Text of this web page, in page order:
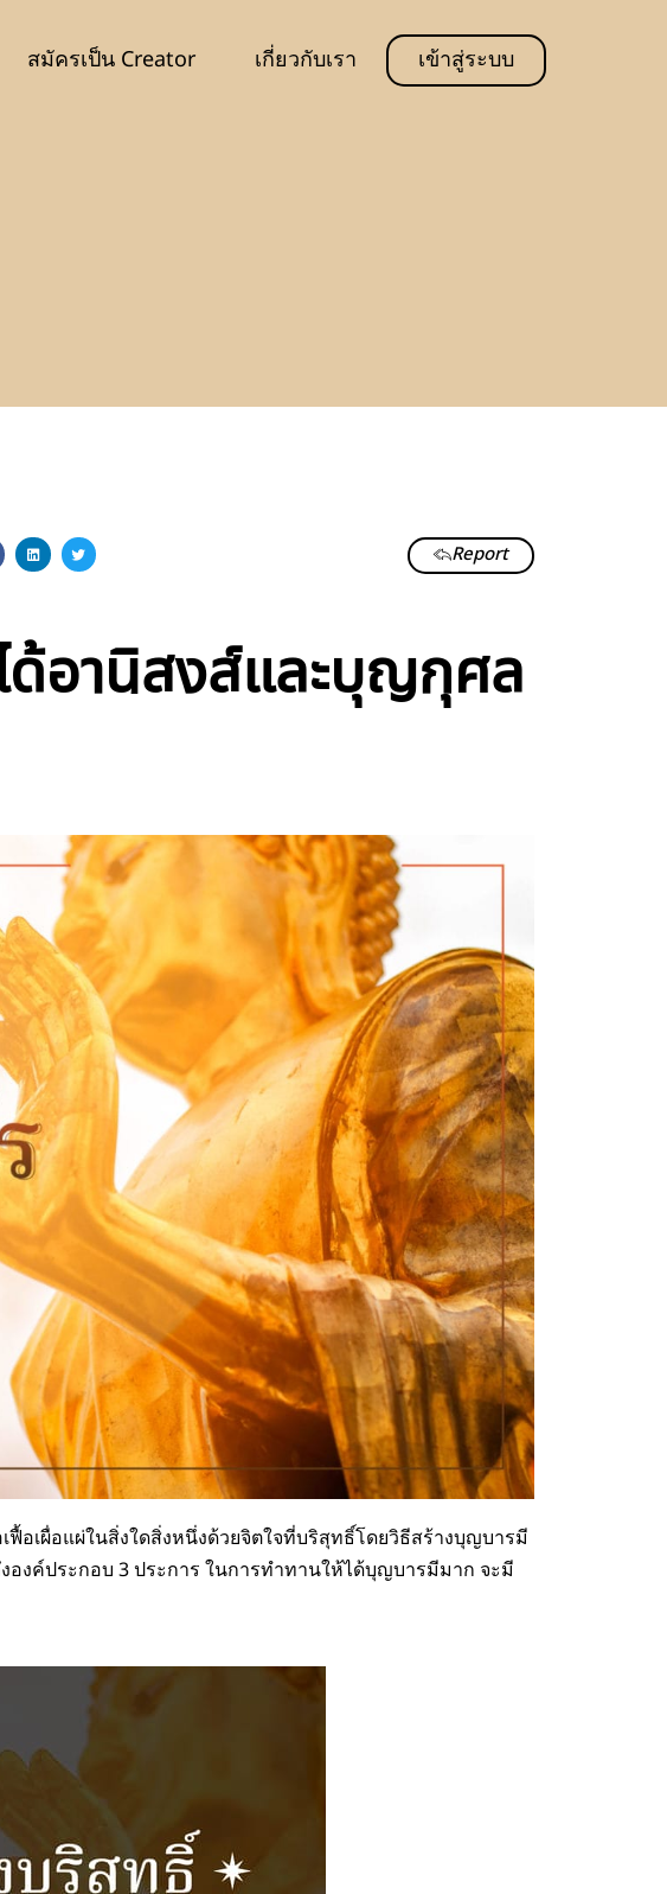
สมัครเป็น Creator เกี่ยวกับเรา เข้าสู่ระบบ
Report
ด้อานิสงส์และบุญกุศล
อเผื่อแผ่ในสิ่งใดสิ่งหนึ่งด้วยจิตใจที่บริสุทธิ์โดยวิธีสร้างบุญบารมี
งค์ประกอบ 3 ประการ ในการทำทานให้ได้บุญบารมีมาก จะมี